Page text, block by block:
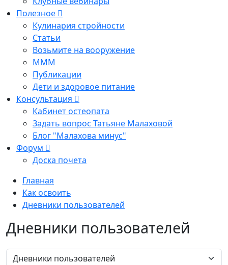
Полезное
Кулинария стройности
Статьи
Возьмите на вооружение
МММ
Публикации
Дети и здоровое питание
Консультация
Кабинет остеопата
Задать вопрос Татьяне Малаховой
Блог "Малахова минус"
Форум
Доска почета
Главная
Как освоить
Дневники пользователей
Дневники пользователей